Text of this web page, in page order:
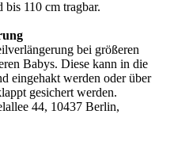
bis 110 cm tragbar.
bei größeren
Babys. Diese kann in die
eingehakt werden oder über
gesichert werden.
44, 10437 Berlin,